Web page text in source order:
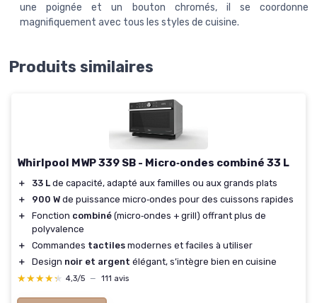
une poignée et un bouton chromés, il se coordonne
magnifiquement avec tous les styles de cuisine.
Produits similaires
Whirlpool MWP 339 SB - Micro‑ondes combiné 33 L
＋ 33 L de capacité, adapté aux familles ou aux grands plats
＋
900 W de puissance micro‑ondes pour des cuissons rapides
＋
Fonction combiné (micro‑ondes + grill) offrant plus de
polyvalence
＋
Commandes tactiles modernes et faciles à utiliser
＋
Design noir et argent élégant, s’intègre bien en cuisine
★★★★★
★★★★★ 4,3/5 — 111 avis